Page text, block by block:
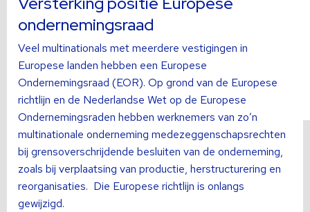
ondernemingsraad
Veel multinationals met meerdere vestigingen in
Europese landen hebben een Europese
Ondernemingsraad (EOR). Op grond van de Europese
richtlijn en de Nederlandse Wet op de Europese
Ondernemingsraden hebben werknemers van zo’n
multinationale onderneming medezeggenschapsrechten
bij grensoverschrijdende besluiten van de onderneming,
zoals bij verplaatsing van productie, herstructurering en
reorganisaties. Die Europese richtlijn is onlangs
gewijzigd.